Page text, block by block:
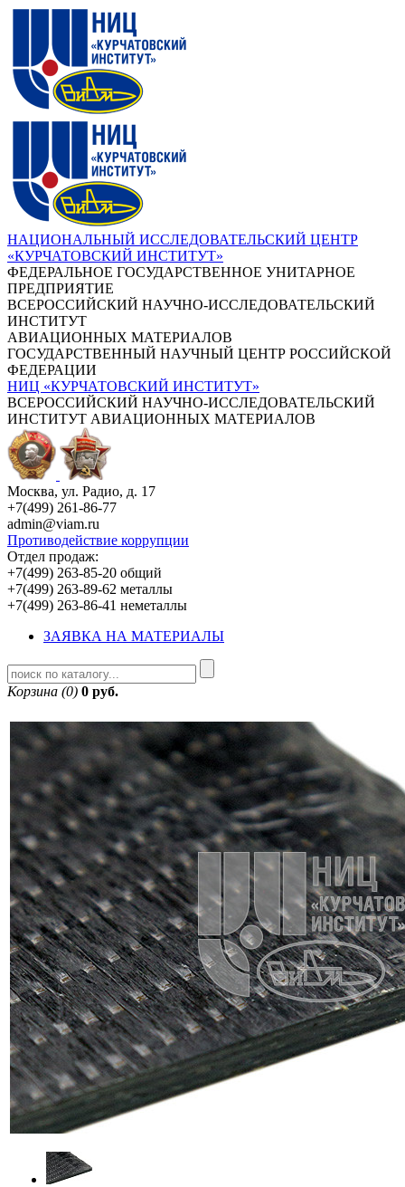
НАЦИОНАЛЬНЫЙ ИССЛЕДОВАТЕЛЬСКИЙ ЦЕНТР
«КУРЧАТОВСКИЙ ИНСТИТУТ»
ФЕДЕРАЛЬНОЕ ГОСУДАРСТВЕННОЕ УНИТАРНОЕ
ПРЕДПРИЯТИЕ
ВСЕРОССИЙСКИЙ НАУЧНО-ИССЛЕДОВАТЕЛЬСКИЙ
ИНСТИТУТ
АВИАЦИОННЫХ МАТЕРИАЛОВ
ГОСУДАРСТВЕННЫЙ НАУЧНЫЙ ЦЕНТР РОССИЙСКОЙ
ФЕДЕРАЦИИ
НИЦ «КУРЧАТОВСКИЙ ИНСТИТУТ»
ВСЕРОССИЙСКИЙ НАУЧНО-ИССЛЕДОВАТЕЛЬСКИЙ
ИНСТИТУТ АВИАЦИОННЫХ МАТЕРИАЛОВ
Москва, ул. Радио, д. 17
+7(499) 261-86-77
admin@viam.ru
Противодействие коррупции
Отдел продаж:
+7(499) 263-85-20 общий
+7(499) 263-89-62 металлы
+7(499) 263-86-41 неметаллы
ЗАЯВКА НА МАТЕРИАЛЫ
Корзина (0) 0 руб.